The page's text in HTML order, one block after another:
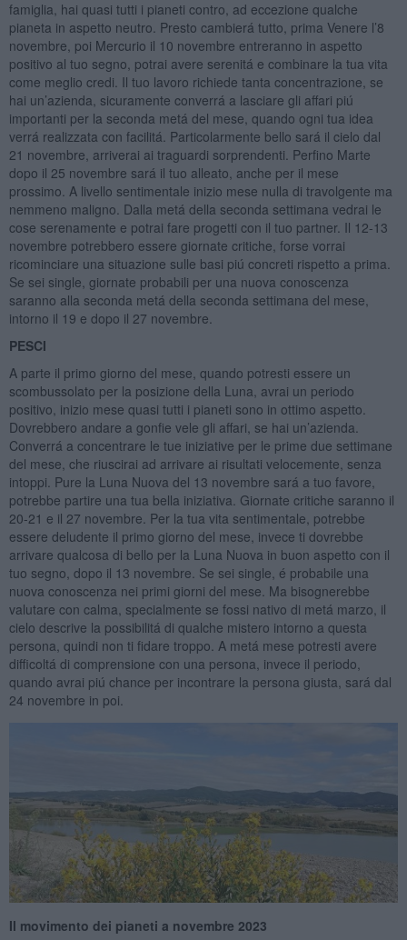
famiglia, hai quasi tutti i pianeti contro, ad eccezione qualche
pianeta in aspetto neutro. Presto cambierá tutto, prima Venere l’8
novembre, poi Mercurio il 10 novembre entreranno in aspetto
positivo al tuo segno, potrai avere serenitá e combinare la tua vita
come meglio credi. Il tuo lavoro richiede tanta concentrazione, se
hai un’azienda, sicuramente converrá a lasciare gli affari piú
importanti per la seconda metá del mese, quando ogni tua idea
verrá realizzata con facilitá. Particolarmente bello sará il cielo dal
21 novembre, arriverai ai traguardi sorprendenti. Perfino Marte
dopo il 25 novembre sará il tuo alleato, anche per il mese
prossimo. A livello sentimentale inizio mese nulla di travolgente ma
nemmeno maligno. Dalla metá della seconda settimana vedrai le
cose serenamente e potrai fare progetti con il tuo partner. Il 12-13
novembre potrebbero essere giornate critiche, forse vorrai
ricominciare una situazione sulle basi piú concreti rispetto a prima.
Se sei single, giornate probabili per una nuova conoscenza
saranno alla seconda metá della seconda settimana del mese,
intorno il 19 e dopo il 27 novembre.
PESCI
A parte il primo giorno del mese, quando potresti essere un
scombussolato per la posizione della Luna, avrai un periodo
positivo, inizio mese quasi tutti i pianeti sono in ottimo aspetto.
Dovrebbero andare a gonfie vele gli affari, se hai un’azienda.
Converrá a concentrare le tue iniziative per le prime due settimane
del mese, che riuscirai ad arrivare ai risultati velocemente, senza
intoppi. Pure la Luna Nuova del 13 novembre sará a tuo favore,
potrebbe partire una tua bella iniziativa. Giornate critiche saranno il
20-21 e il 27 novembre. Per la tua vita sentimentale, potrebbe
essere deludente il primo giorno del mese, invece ti dovrebbe
arrivare qualcosa di bello per la Luna Nuova in buon aspetto con il
tuo segno, dopo il 13 novembre. Se sei single, é probabile una
nuova conoscenza nei primi giorni del mese. Ma bisognerebbe
valutare con calma, specialmente se fossi nativo di metá marzo, il
cielo descrive la possibilitá di qualche mistero intorno a questa
persona, quindi non ti fidare troppo. A metá mese potresti avere
difficoltá di comprensione con una persona, invece il periodo,
quando avrai piú chance per incontrare la persona giusta, sará dal
24 novembre in poi.
Il movimento dei pianeti a novembre 2023